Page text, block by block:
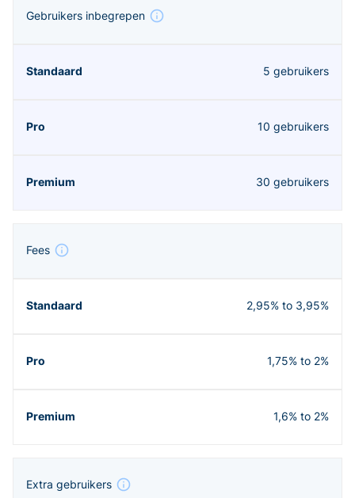
Gebruikers inbegrepen
5 gebruikers
10 gebruikers
30 gebruikers
Fees
2,95% to 3,95%
1,75% to 2%
1,6% to 2%
Extra gebruikers